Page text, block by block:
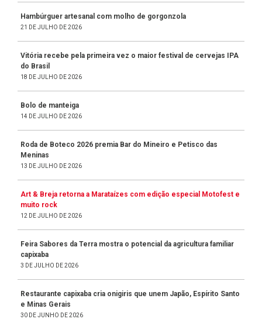
Hambúrguer artesanal com molho de gorgonzola
21 DE JULHO DE 2026
Vitória recebe pela primeira vez o maior festival de cervejas IPA
do Brasil
18 DE JULHO DE 2026
Bolo de manteiga
14 DE JULHO DE 2026
Roda de Boteco 2026 premia Bar do Mineiro e Petisco das
Meninas
13 DE JULHO DE 2026
Art & Breja retorna a Marataízes com edição especial Motofest e
muito rock
12 DE JULHO DE 2026
Feira Sabores da Terra mostra o potencial da agricultura familiar
capixaba
3 DE JULHO DE 2026
Restaurante capixaba cria onigiris que unem Japão, Espírito Santo
e Minas Gerais
30 DE JUNHO DE 2026